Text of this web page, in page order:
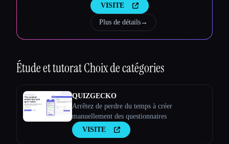
VISITE
Plus de détails→
Étude et tutoratChoix de catégories
QUIZGECKO
Arrêtez de perdre du temps à créer
manuellement des questionnaires
VISITE